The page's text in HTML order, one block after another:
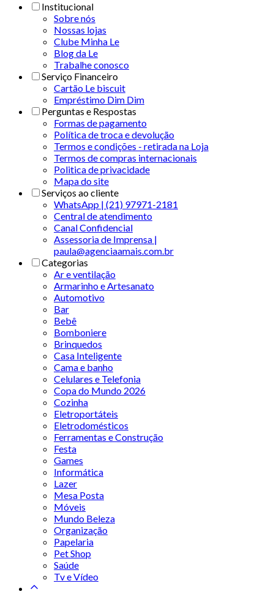
Institucional
Sobre nós
Nossas lojas
Clube Minha Le
Blog da Le
Trabalhe conosco
Serviço Financeiro
Cartão Le biscuit
Empréstimo Dim Dim
Perguntas e Respostas
Formas de pagamento
Política de troca e devolução
Termos e condições - retirada na Loja
Termos de compras internacionais
Politica de privacidade
Mapa do site
Serviços ao cliente
WhatsApp | (21) 97971-2181
Central de atendimento
Canal Confidencial
Assessoria de Imprensa |
paula@agenciaamais.com.br
Categorias
Ar e ventilação
Armarinho e Artesanato
Automotivo
Bar
Bebê
Bomboniere
Brinquedos
Casa Inteligente
Cama e banho
Celulares e Telefonia
Copa do Mundo 2026
Cozinha
Eletroportáteis
Eletrodomésticos
Ferramentas e Construção
Festa
Games
Informática
Lazer
Mesa Posta
Móveis
Mundo Beleza
Organização
Papelaria
Pet Shop
Saúde
Tv e Vídeo